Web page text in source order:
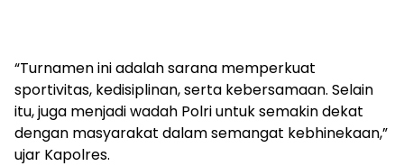
“Turnamen ini adalah sarana memperkuat
sportivitas, kedisiplinan, serta kebersamaan. Selain
itu, juga menjadi wadah Polri untuk semakin dekat
dengan masyarakat dalam semangat kebhinekaan,”
ujar Kapolres.